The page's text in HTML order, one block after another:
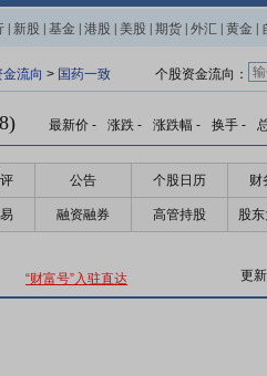
新股 基金 港股 美股 期货 外汇 黄金
金流向 > 国药一致 个股资金流向：
最新价 - 涨跌 - 涨跌幅 - 换手 -
公告 个股日历 财
融资融券 高管持股 股
“财富号”入驻直达 更